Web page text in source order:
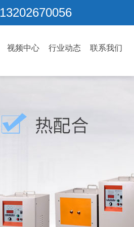
13202670056
视频中心 行业动态 联系我们